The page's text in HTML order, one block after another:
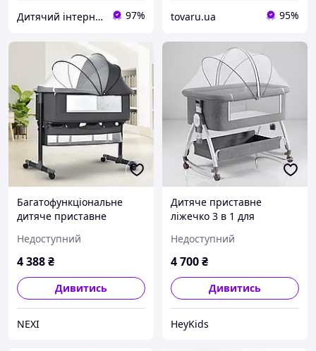
Дитячий інтернет-магазин "Lolly Dolly" 97% tovaru.ua 95%
Багатофункціональне
дитяче приставне
пеленалним столиком
Недоступний
4 388₴
Дивитись
NEXI
Дитяче приставне
ліжечко 3 в 1 для
ліжко-манеж та люлька-
гойдалка на колесах з
новонароджених
Недоступний
4 700₴
Дивитись
HeyKids